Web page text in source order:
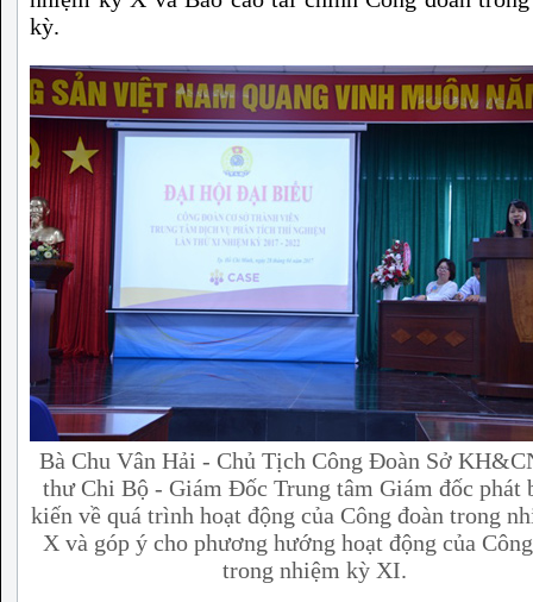
kỳ.
Bà Chu Vân Hải - Chủ Tịch Công Đoàn Sở
thư Chi Bộ - Giám Đốc Trung tâm Giám đốc phát
kiến về quá trình hoạt động của Công đoàn trong
X và góp ý cho phương hướng hoạt động của
trong nhiệm kỳ XI.